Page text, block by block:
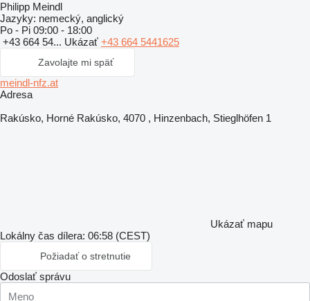
Philipp Meindl
Jazyky: nemecký, anglický
Po - Pi 09:00 - 18:00
+43 664 54... Ukázať +43 664 5441625
Zavolajte mi späť
meindl-nfz.at
Adresa
Rakúsko, Horné Rakúsko, 4070 , Hinzenbach, Stieglhöfen 1
Ukázať mapu
Lokálny čas dílera: 06:58 (CEST)
Požiadať o stretnutie
Odoslať správu